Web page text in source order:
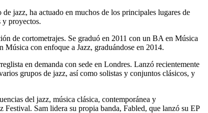
jazz, ha actuado en muchos de los principales lugares de
y proyectos.
de cortometrajes. Se graduó en 2011 con un BA en Música
con enfoque a Jazz, graduándose en 2014.
en demanda con sede en Londres. Lanzó recientemente
grupos de jazz, así como solistas y conjuntos clásicos, y
del jazz, música clásica, contemporánea y
Sam lidera su propia banda, Fabled, que lanzó su EP